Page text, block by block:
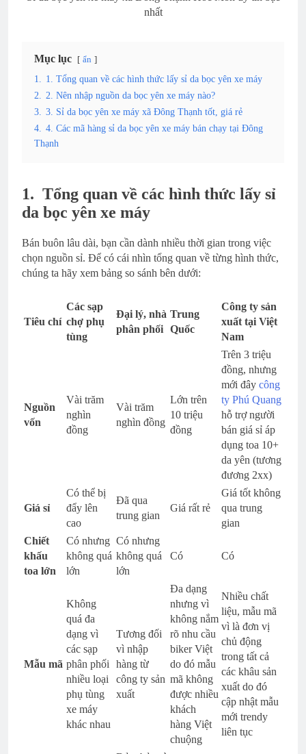
nhất
Mục lục ẩn
1.
1. Tổng quan về các hình thức lấy sỉ da bọc yên xe máy
2.
2. Nên nhập nguồn da bọc yên xe máy nào?
3.
3. Sỉ da bọc yên xe máy xã Đông Thạnh tốt, giá rẻ
4.
4. Các mã hàng sỉ da bọc yên xe máy bán chạy tại Đông
Thạnh
1. Tổng quan về các hình thức lấy sỉ
da bọc yên xe máy
Bán buôn lâu dài, bạn cần dành nhiều thời gian trong việc
chọn nguồn sỉ. Để có cái nhìn tổng quan về từng hình thức,
chúng ta hãy xem bảng so sánh bên dưới:
Tiêu chí
Các sạp
chợ phụ
tùng
Đại lý, nhà
phân phối
Trung
Quốc
Công ty sản
xuất tại Việt
Nam
Nguồn
vốn
Vài trăm
nghìn
đồng
Vài trăm
nghìn đồng
Lớn trên
10 triệu
đồng
Trên 3 triệu
đồng, nhưng
mới đây công
ty Phú Quang
hỗ trợ người
bán giá sỉ áp
dụng toa 10+
da yên (tương
đương 2xx)
Giá sỉ
Có thể bị
đẩy lên
cao
Đã qua
trung gian
Giá rất rẻ
Giá tốt không
qua trung
gian
Chiết
khấu
toa lớn
Có nhưng
không quá
lớn
Có nhưng
không quá
lớn
Có Có
Mẫu mã
Không
quá đa
dạng vì
các sạp
phân phối
nhiều loại
phụ tùng
xe máy
khác nhau
Tương đối
vì nhập
hàng từ
công ty sản
xuất
Đa dạng
nhưng vì
không nắm
rõ nhu cầu
biker Việt
do đó mẫu
mã không
được nhiều
khách
hàng Việt
chuộng
Nhiều chất
liệu, mẫu mã
vì là đơn vị
chủ động
trong tất cả
các khâu sản
xuất do đó
cập nhật mẫu
mới trendy
liên tục